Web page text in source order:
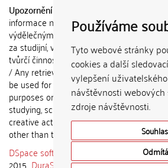
Používáme
Tyto webové stránky
cookies a další
vylepšení
návštěvnosti
zdroje návštěvnosti.
Upozornění / Notice:
informace nemohou být použity k
výdělečným účelům nebo vydávány
za studijní, vědeckou nebo jinou
tvůrčí činnost jiné osoby než autora.
/ Any retrieved information shall not
be used for any commercial
purposes or claimed as results of
studying, scientific or any other
creative activities of any person
other than the author.
DSpace software
copyright © 2002-
2015 DuraSpace